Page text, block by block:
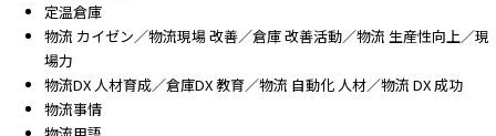
定温倉庫
物流 カイゼン／物流現場 改善／倉庫 改善活動／物流 生産性向上／現
場力
物流DX 人材育成／倉庫DX 教育／物流 自動化 人材／物流 DX 成功
物流事情